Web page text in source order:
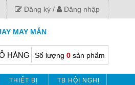
Đăng ký Đăng nhập
MAY MẮN
HÀNG Số lượng 0sản phẩm
THIẾT BỊ
TB HỘI NGHỊ